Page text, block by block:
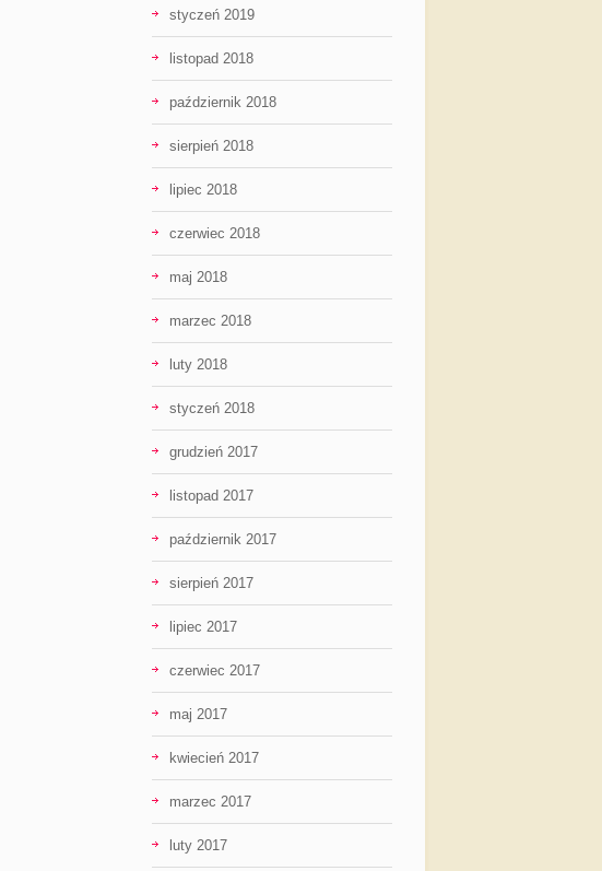
styczeń 2019
listopad 2018
październik 2018
sierpień 2018
lipiec 2018
czerwiec 2018
maj 2018
marzec 2018
luty 2018
styczeń 2018
grudzień 2017
listopad 2017
październik 2017
sierpień 2017
lipiec 2017
czerwiec 2017
maj 2017
kwiecień 2017
marzec 2017
luty 2017